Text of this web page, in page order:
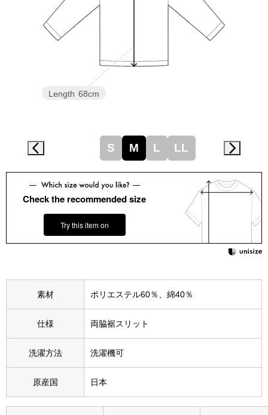
Miss Kyouko／ミスキョウコ
スニーカー
ブーツ
財布／小物
財布／コイン
ポーチ
その他
Length 68cm
S M L LL
Check the recommended size
Try this item on
素材 ポリエステル60％、綿40％
仕様 両脇裾スリット
洗濯方法 洗濯機可
原産国 日本